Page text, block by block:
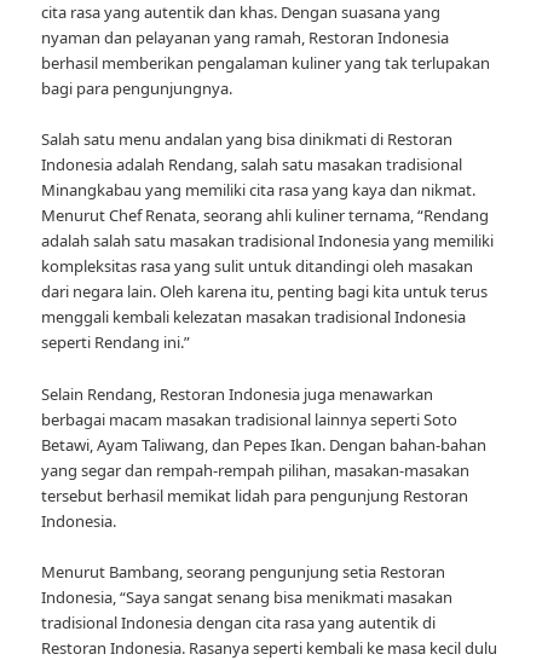
cita rasa yang autentik dan khas. Dengan suasana yang
nyaman dan pelayanan yang ramah, Restoran Indonesia
berhasil memberikan pengalaman kuliner yang tak terlupakan
bagi para pengunjungnya.
Salah satu menu andalan yang bisa dinikmati di Restoran
Indonesia adalah Rendang, salah satu masakan tradisional
Minangkabau yang memiliki cita rasa yang kaya dan nikmat.
Menurut Chef Renata, seorang ahli kuliner ternama, “Rendang
adalah salah satu masakan tradisional Indonesia yang memiliki
kompleksitas rasa yang sulit untuk ditandingi oleh masakan
dari negara lain. Oleh karena itu, penting bagi kita untuk terus
menggali kembali kelezatan masakan tradisional Indonesia
seperti Rendang ini.”
Selain Rendang, Restoran Indonesia juga menawarkan
berbagai macam masakan tradisional lainnya seperti Soto
Betawi, Ayam Taliwang, dan Pepes Ikan. Dengan bahan-bahan
yang segar dan rempah-rempah pilihan, masakan-masakan
tersebut berhasil memikat lidah para pengunjung Restoran
Indonesia.
Menurut Bambang, seorang pengunjung setia Restoran
Indonesia, “Saya sangat senang bisa menikmati masakan
tradisional Indonesia dengan cita rasa yang autentik di
Restoran Indonesia. Rasanya seperti kembali ke masa kecil dulu